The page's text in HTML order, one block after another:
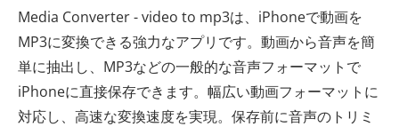
Media Converter - video to mp3は、iPhoneで動画を
MP3に変換できる強力なアプリです。動画から音声を簡
単に抽出し、MP3などの一般的な音声フォーマットで
iPhoneに直接保存できます。幅広い動画フォーマットに
対応し、高速な変換速度を実現。保存前に音声のトリミ